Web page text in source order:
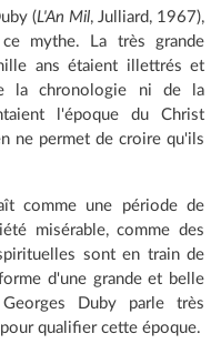
(L'An Mil, Julliard, 1967),
mythe. La très grande
ans étaient illettrés et
la chronologie ni de la
l'époque du Christ
ne permet de croire qu'ils
comme une période de
misérable, comme des
sont en train de
d'une grande et belle
Duby parle très
pour qualifier cette époque.